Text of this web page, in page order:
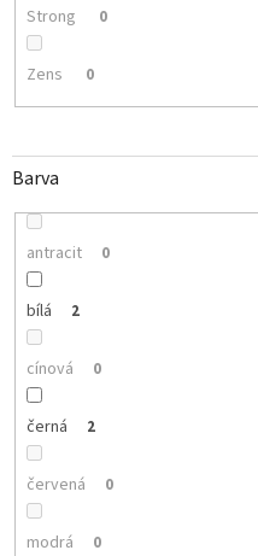
Strong 0
Zens 0
Barva
antracit 0
bílá 2
cínová 0
černá 2
červená 0
modrá 0